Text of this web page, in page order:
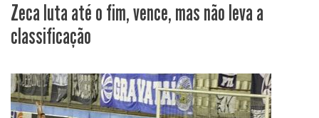
Zeca luta até o fim, vence, mas não leva a
classificação